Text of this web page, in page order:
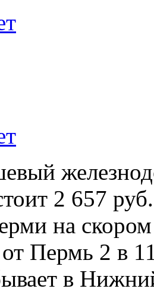
2 657
на
Пермь 2 в
в